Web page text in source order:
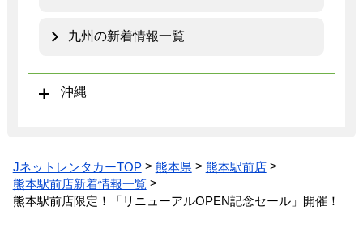
九州の新着情報一覧
沖縄
JネットレンタカーTOP 熊本県
熊本駅前店
熊本駅前店新着情報一覧
熊本駅前店限定！「リニューアルOPEN記念セール」開催！